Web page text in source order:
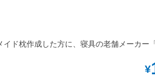
ド枕作成した方に、寝具の老舗メーカー
¥